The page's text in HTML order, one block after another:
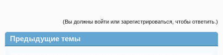
(Вы должны войти или зарегистрироваться, чтобы ответить.)
Предыдущие темы